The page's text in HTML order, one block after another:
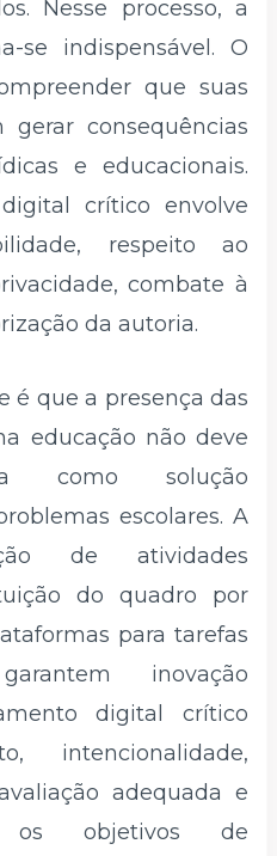
Nesse processo, a
se indispensável. O
que suas
consequências
e educacionais.
crítico envolve
respeito ao
combate à
da autoria.
é que a presença das
educação não deve
como solução
escolares. A
de atividades
do quadro por
para tarefas
inovação
digital crítico
intencionalidade,
adequada e
os objetivos de